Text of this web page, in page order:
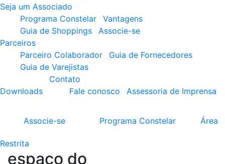
Seja um Associado
Programa Constelar
Vantagens
Guia de Shoppings
Associe-se
Parceiros
Parceiro Colaborador
Guia de Fornecedores
Guia de Varejistas
Downloads
Contato
Fale conosco
Assessoria de Imprensa
Associe-se Programa Constelar Área
Restrita
espaço do